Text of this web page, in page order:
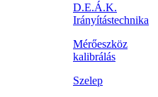
D.E.Á.K.
Irányítástechnika
Mérőeszköz
kalibrálás
Szelep